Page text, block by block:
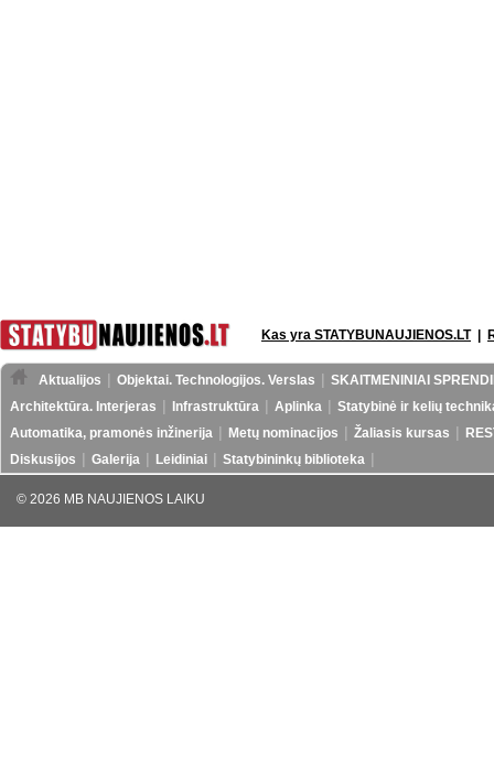
Kas yra STATYBUNAUJIENOS.LT|
Aktualijos Objektai. Technologijos. Verslas
SKAITMENINIAI
Architektūra. Interjeras
Infrastruktūra Aplinka
Statybinė ir kelių
Automatika, pramonės inžinerija
Metų nominacijos Žaliasis kursas
Diskusijos
Galerija Leidiniai Statybininkų biblioteka
© 2026 MB NAUJIENOS LAIKU